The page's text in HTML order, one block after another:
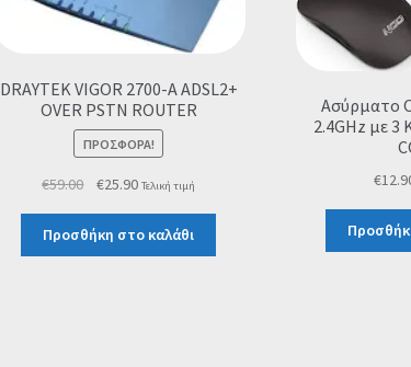
DRAYTEK VIGOR 2700-A ADSL2+
OVER PSTN ROUTER
ΠΡΟΣΦΟΡΆ!
€59.00
Original
was:
€59.00.
€25.90Η
τιμή
είναι:
Τελική τιμή
Προσθήκη στο καλάθι
Ασύρματο
2.4GHz με 3
€